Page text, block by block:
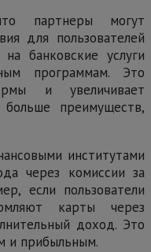
партнеры могут
для пользователей
банковские услуги
программам. Это
и увеличивает
преимуществ,
институтами
через комиссии за
если пользователи
карты через
доход. Это
и прибыльным.